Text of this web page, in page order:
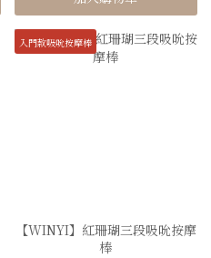
入門款吸吮按摩棒
【WINYI】紅珊瑚三段吸吮按摩
棒